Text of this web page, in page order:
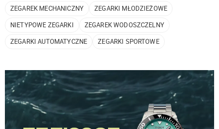
ZEGAREK MECHANICZNY
ZEGARKI MŁODZIEŻOWE
NIETYPOWE ZEGARKI
ZEGAREK WODOSZCZELNY
ZEGARKI AUTOMATYCZNE
ZEGARKI SPORTOWE